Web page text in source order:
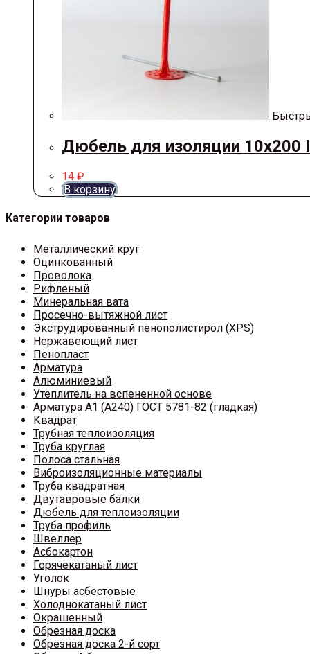
Дюбель для изоляции 10х200
14 ₽
В корзину
Категории товаров
Металлический круг
Оцинкованный
Проволока
Рифленый
Минеральная вата
Просечно-вытяжной лист
Экструдированный пенополистирол (XPS)
Нержавеющий лист
Пенопласт
Арматура
Алюминиевый
Утеплитель на вспененной основе
Арматура A1 (A240) ГОСТ 5781-82 (гладкая)
Квадрат
Трубная теплоизоляция
Труба круглая
Полоса стальная
Виброизоляционные материалы
Труба квадратная
Двутавровые балки
Дюбель для теплоизоляции
Труба профиль
Швеллер
Асбокартон
Горячекатаный лист
Уголок
Шнуры асбестовые
Холоднокатаный лист
Окрашенный
Обрезная доска
Обрезная доска 2-й сорт